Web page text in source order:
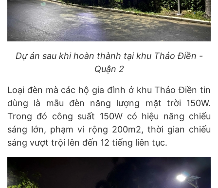
Dự án sau khi hoàn thành tại khu Thảo Điền -
Quận 2
Loại đèn mà các hộ gia đình ở khu Thảo Điền tin
dùng là mẫu đèn năng lượng mặt trời 150W.
Trong đó công suất 150W có hiệu năng chiếu
sáng lớn, phạm vi rộng 200m2, thời gian chiếu
sáng vượt trội lên đến 12 tiếng liên tục.